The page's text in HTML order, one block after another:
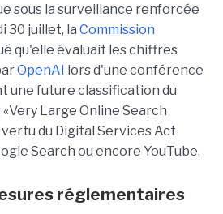
sous la surveillance renforcée
30 juillet, la Commission
qu'elle évaluait les chiffres
OpenAI lors d'une conférence
une future classification du
Large Online Search
vertu du Digital Services Act
Search ou encore YouTube.
réglementaires